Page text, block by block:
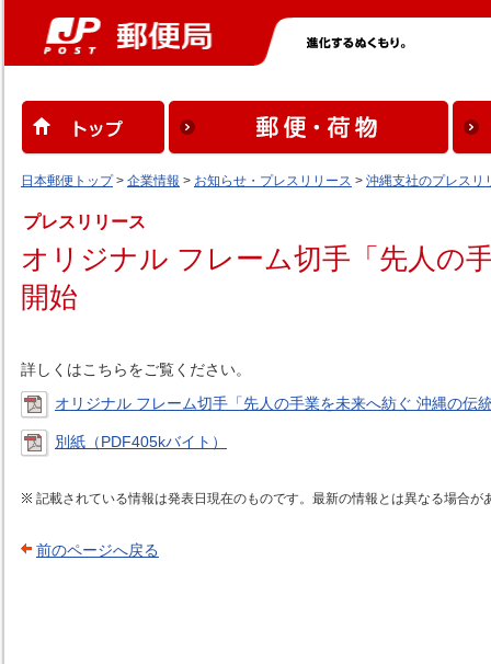
日本郵便トップ> 企業情報 > お知らせ・プレスリリース > 沖縄支社のプレスリ
プレスリリース
オリジナル フレーム切手「先人の
開始
詳しくはこちらをご覧ください。
オリジナル フレーム切手「先人の手業を未来へ紡ぐ 沖縄の伝
別紙（PDF405kバイト）
記載されている情報は発表日現在のものです。最新の情報とは異なる場合が
前のページへ戻る